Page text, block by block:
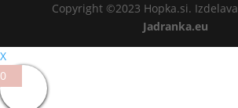
Copyright ©2023 Hopka.si. Izdelava
Jadranka.eu
X
0